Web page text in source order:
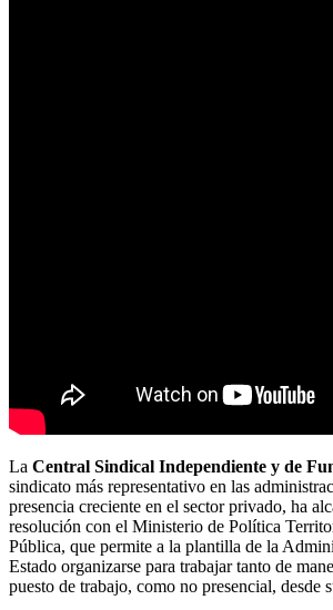
La Central Sindical Independiente y de
sindicato más representativo en las
presencia creciente en el sector privado, ha
resolución con el Ministerio de Política
Pública, que permite a la plantilla de la
Estado organizarse para trabajar tanto de
puesto de trabajo, como no presencial, desde